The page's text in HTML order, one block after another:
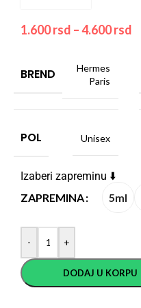
1.600rsd –4.600rsd
BREND
Hermes
Paris
POL Unisex
Izaberi zapreminu ⬇️
ZAPREMINA
5ml
- +
DODAJ U KORPU